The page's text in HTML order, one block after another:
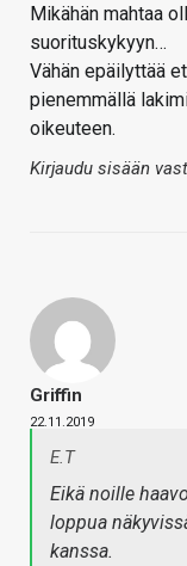
Mikähän mahtaa
suorituskykyyn…
Vähän epäilyttää
pienemmällä
oikeuteen.
Kirjaudu sisään
Griffin
22.11.2019
E.T
Eikä noille
loppua
kanssa.